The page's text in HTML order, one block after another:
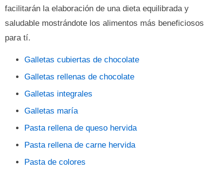
facilitarán la elaboración de una dieta equilibrada y
saludable mostrándote los alimentos más beneficiosos
para tí.
Galletas cubiertas de chocolate
Galletas rellenas de chocolate
Galletas integrales
Galletas maría
Pasta rellena de queso hervida
Pasta rellena de carne hervida
Pasta de colores